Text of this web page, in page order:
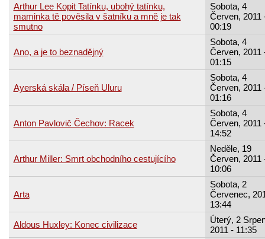
Arthur Lee Kopit Tatínku, ubohý tatínku,
maminka tě pověsila v šatníku a mně je tak
smutno
Sobota, 4
Červen, 2011
00:19
Ano, a je to beznadějný
Sobota, 4
Červen, 2011
01:15
Ayerská skála / Píseň Uluru
Sobota, 4
Červen, 2011
01:16
Anton Pavlovič Čechov: Racek
Sobota, 4
Červen, 2011
14:52
Arthur Miller: Smrt obchodního cestujícího
Neděle, 19
Červen, 2011
10:06
Arta
Sobota, 2
Červenec,
13:44
Aldous Huxley: Konec civilizace
Úterý, 2
2011 - 11:35